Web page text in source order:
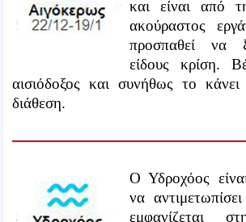
και είναι από
ακούραστος
προσπαθεί να
είδους κρίση.
αισιόδοξος και συνήθως το κάνει
διάθεση.
Ο Υδροχόος
να
εμφανίζεται